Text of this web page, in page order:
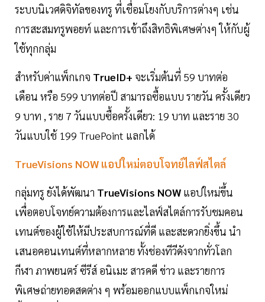
ระบบนิเวศดิจิทัลของทรู ที่เชื่อมโยงกับบริการต่างๆ เช่น
การสะสมทรูพอยท์ และการเข้าถึงสิทธิพิเศษต่างๆ ให้กับผู้
ใช้ทุกกลุ่ม
สำหรับค่าแพ็กเกจ TrueID+ จะเริ่มต้นที่ 59 บาทต่อ
เดือน หรือ 599 บาทต่อปี สามารถซื้อแบบ รายวัน ครั้งเดียว
9 บาท , ราย 7 วันแบบซื้อครั้งเดียว: 19 บาท และราย 30
วันแบบใช้ 199 TruePoint แลกได้
TrueVisions NOW แอปใหม่ตอบโจทย์ไลฟ์สไตล์
กลุ่มทรู ยังได้พัฒนา TrueVisions NOW แอปใหม่ขึ้น
เพื่อตอบโจทย์ความต้องการและไลฟ์สไตล์การรับชมคอน
เทนต์ของผู้ใช้ให้มีประสบการณ์ที่ดี และสะดวกยิ่งขึ้น นำ
เสนอคอนเทนต์ที่หลากหลาย ทั้งช่องทีวีดังจากทั่วโลก
กีฬา ภาพยนตร์ ซีรีส์ อนิเมะ สารคดี ข่าว และรายการ
พิเศษถ่ายทอดสดต่าง ๆ พร้อมออกแบบแพ็กเกจใหม่